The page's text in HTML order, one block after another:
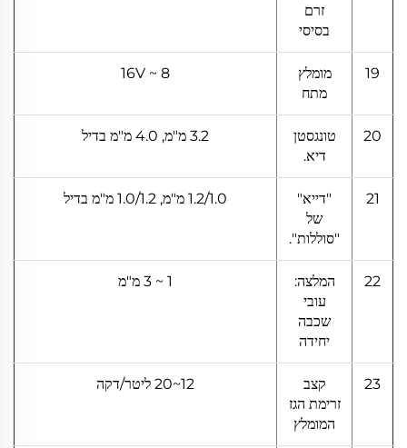
זרם
בסיסי
19
מומלץ
מתח
8 ~ 16V
20
טונגסטן
דיא.
3.2 מ"מ, 4.0 מ"מ בדיל
21
"דייא"
של
"סוללות".
1.2/1.0 מ"מ, 1.0/1.2 מ"מ בדיל
22
המלצה:
עובי
שכבה
יחידה
1 ~ 3 מ"מ
23
קצב
זרימת הגז
המומלץ
12~20 ליטר/דקה